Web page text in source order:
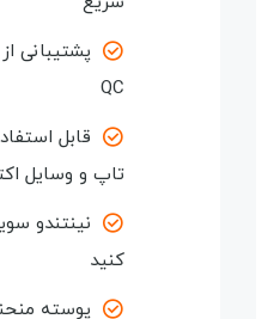
قابل استفاده
تاپ و وسایل
نینتندو
کنید
پوسته منحنی